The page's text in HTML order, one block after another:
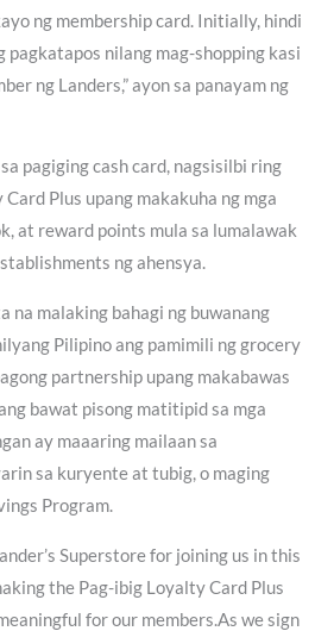
ng membership card. Initially, hindi
pagkatapos nilang mag-shopping kasi
ng Landers,” ayon sa panayam ng
pagiging cash card, nagsisilbi ring
Plus upang makakuha ng mga
at reward points mula sa lumalawak
ng ahensya.
na malaking bahagi ng buwanang
Pilipino ang pamimili ng grocery
partnership upang makabawas
bawat pisong matitipid sa mga
ay maaaring mailaan sa
sa kuryente at tubig, o maging
Program.
Superstore for joining us in this
the Pag-ibig Loyalty Card Plus
for our members.As we sign